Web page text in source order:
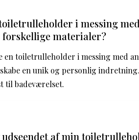
i messing
materialer?
en toiletrulleholder i messing med
en unik og personlig
til badeværelset.
af min